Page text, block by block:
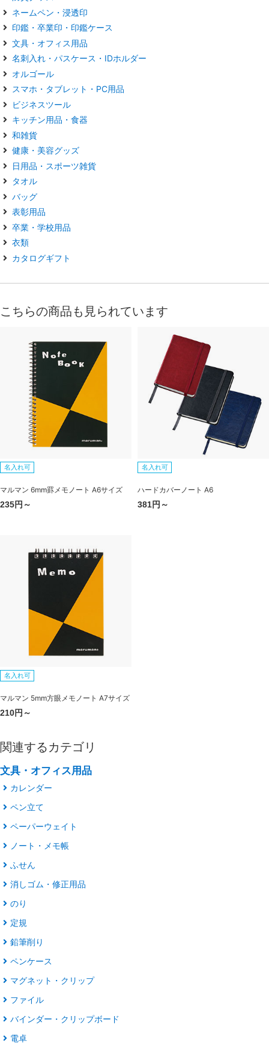
ネームペン・浸透印
印鑑・卒業印・印鑑ケース
文具・オフィス用品
名刺入れ・パスケース・IDホルダー
オルゴール
スマホ・タブレット・PC用品
ビジネスツール
キッチン用品・食器
和雑貨
健康・美容グッズ
日用品・スポーツ雑貨
タオル
バッグ
表彰用品
卒業・学校用品
衣類
カタログギフト
こちらの商品も見られています
名入れ可
マルマン 6mm罫メモノート A6サイズ
235円～
名入れ可
ハードカバーノート A6
381円～
名入れ可
マルマン 5mm方眼メモノート A7サイズ
210円～
関連するカテゴリ
文具・オフィス用品
カレンダー
ペン立て
ペーパーウェイト
ノート・メモ帳
ふせん
消しゴム・修正用品
のり
定規
鉛筆削り
ペンケース
マグネット・クリップ
ファイル
バインダー・クリップボード
電卓